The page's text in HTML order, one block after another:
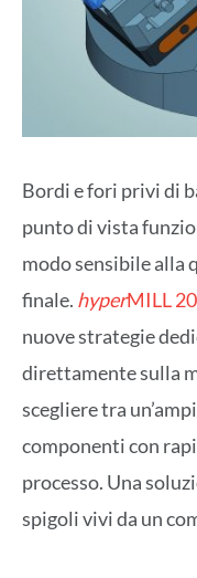
Bordi e fori privi di
punto di vista
modo sensibile alla
finale. hyperMILL
nuove strategie
direttamente sulla
scegliere tra
componenti con
processo. Una
spigoli vivi da un